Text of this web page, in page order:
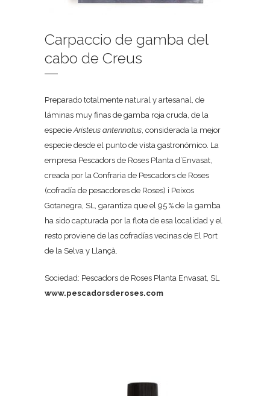
Carpaccio de gamba del
cabo de Creus
Preparado totalmente natural y artesanal, de
láminas muy finas de gamba roja cruda, de la
especieAristeus antennatus, considerada la mejor
especie desde el punto de vista gastronómico. La
empresa Pescadors de Roses Planta d’Envasat,
creada por la Confraria de Pescadors de Roses
(cofradía de pesacdores de Roses) i Peixos
Gotanegra, SL, garantiza que el 95 % de la gamba
ha sido capturada por la flota de esa localidad y el
resto proviene de las cofradías vecinas de El Port
de la Selva y Llançà.
Sociedad: Pescadors de Roses Planta Envasat, SL
www.pescadorsderoses.com